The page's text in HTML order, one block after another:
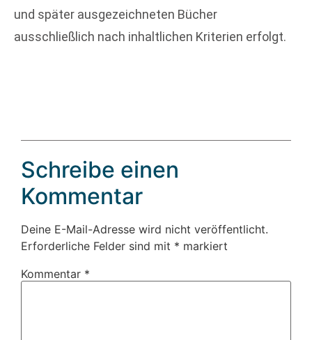
und später ausgezeichneten Bücher
ausschließlich nach inhaltlichen Kriterien erfolgt.
Schreibe einen
Kommentar
Deine E-Mail-Adresse wird nicht veröffentlicht.
Erforderliche Felder sind mit * markiert
Kommentar *